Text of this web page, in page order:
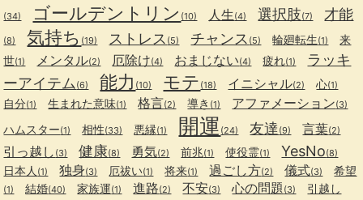
(34) ゴールデントリン (10) 人生(4) 選択肢(7) 才能
(8) 気持ち (19) ストレス (5) チャンス (5) 輪廻転生(1)
来
世(1) メンタル(2) 厄除け(4) おまじない(4) 疲れ(1)
ラッキ
ーアイテム (6) 能力 (10) モテ (18) イニシャル(2) 心(1)
自分(1) 生まれた意味(1) 格言(2) 導き (1) アファメーション(3)
ハムスター(1) 相性(33) 悪縁(1) 開運 (24) 友達 (9) 言葉(2)
引っ越し (3) 健康(8) 勇気(2) 前兆(1) 使役霊(1) YesNo(8)
日本人 (1) 独身(3) 厄祓い(1) 将来(1) 過ごし方(2) 儀式(3) 希望
(1) 結婚(40) 家族運(1) 進路(2) 不安(3) 心の問題(3) 引越し